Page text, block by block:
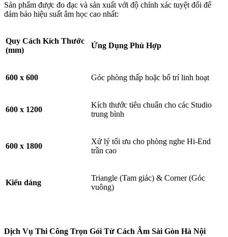
Sản phẩm được đo đạc và sản xuất với độ chính xác tuyệt đối để
đảm bảo hiệu suất âm học cao nhất:
Quy Cách Kích Thước
(mm)
Ứng Dụng Phù Hợp
600 x 600 Góc phòng thấp hoặc bố trí linh hoạt
600 x 1200
Kích thước tiêu chuẩn cho các Studio
trung bình
600 x 1800
Xử lý tối ưu cho phòng nghe Hi-End
trần cao
Kiểu dáng
Triangle (Tam giác) & Corner (Góc
vuông)
Dịch Vụ Thi Công Trọn Gói Từ Cách Âm Sài Gòn Hà Nội